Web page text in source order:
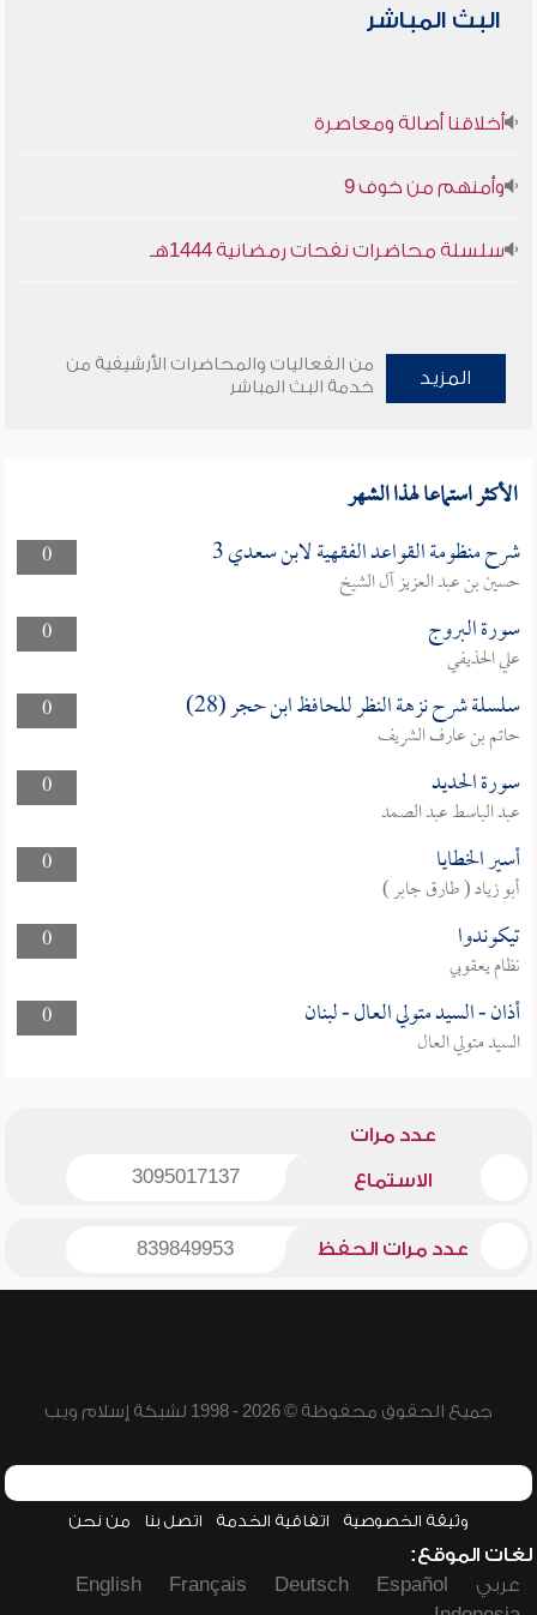
البث المباشر
أخلاقنا أصالة ومعاصرة
وأمنهم من خوف 9
سلسلة محاضرات نفحات رمضانية 1444هـ
المزيد
من الفعاليات والمحاضرات الأرشيفية من
خدمة البث المباشر
الأكثر استماعا لهذا الشهر
0 شرح منظومة القواعد الفقهية لابن سعدي 3
حسين بن عبد العزيز آل الشيخ
0
سورة البروج
علي الحذيفي
0
سلسلة شرح نزهة النظر للحافظ ابن حجر (28)
حاتم بن عارف الشريف
0
سورة الحديد
عبد الباسط عبد الصمد
0
أسير الخطايا
أبو زياد ( طارق جابر )
0
تيكوندوا
نظام يعقوبي
0
أذان - السيد متولي العال - لبنان
السيد متولي العال
عدد مرات
الاستماع 3095017137
عدد مرات الحفظ 839849953
جميع الحقوق محفوظة © 2026 - 1998 لشبكة إسلام ويب
وثيقة الخصوصية اتفاقية الخدمة اتصل بنا من نحن
لغات الموقع:
عربي
Español
Deutsch
Français
English